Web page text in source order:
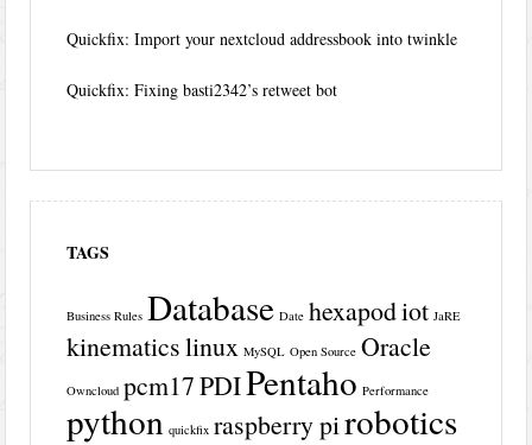
Quickfix: Import your nextcloud addressbook into twinkle
Quickfix: Fixing basti2342’s retweet bot
TAGS
Business Rules Database Date hexapodiot JaRE
kinematicslinux MySQL Open Source Oracle
Owncloud pcm17PDIPentaho Performance
python quickfix raspberry pirobotics